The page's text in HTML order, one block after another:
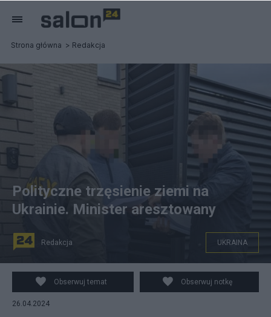
Strona główna Redakcja
fot. NABU
Polityczne trzęsienie ziemi na
Ukrainie. Minister aresztowany
Redakcja UKRAINA
Obserwuj temat Obserwuj notkę
26.04.2024